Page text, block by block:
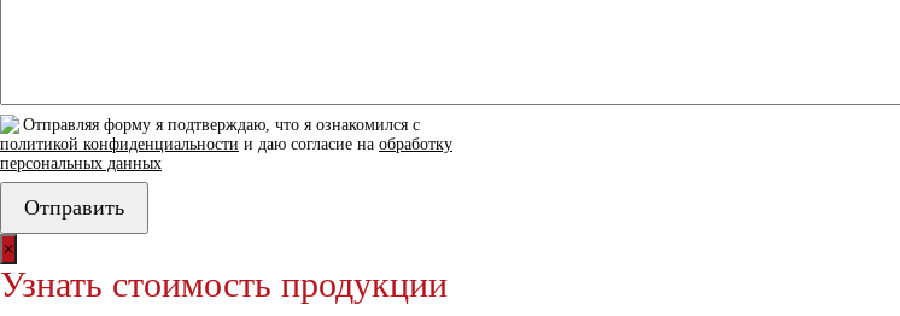
Отправляя форму я подтверждаю, что я ознакомился с
политикой конфиденциальности и даю согласие на обработку
персональных данных
×
Узнать стоимость продукции